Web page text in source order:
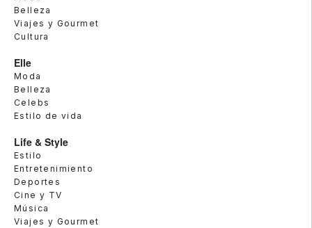
Belleza
Viajes y Gourmet
Cultura
Elle
Moda
Belleza
Celebs
Estilo de vida
Life & Style
Estilo
Entretenimiento
Deportes
Cine y TV
Música
Viajes y Gourmet